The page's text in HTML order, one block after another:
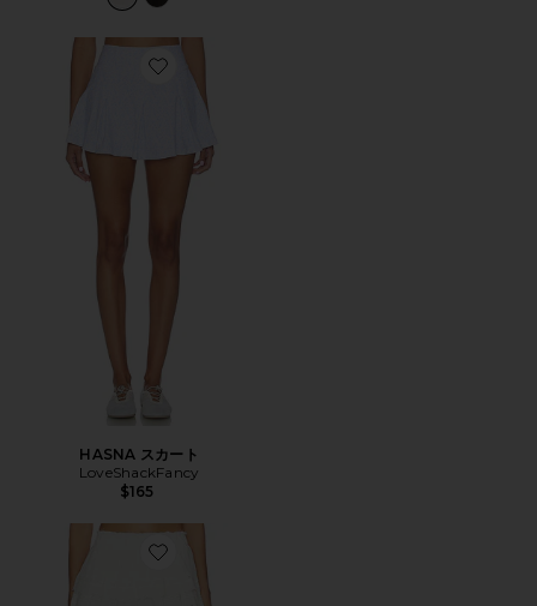
Favorite HASNA スカート
HASNA スカート
LoveShackFancy
$165
Favorite スカート